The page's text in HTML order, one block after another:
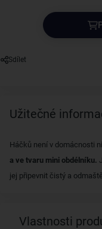
Sdílet
Užitečné
Háčků není v domácnosti
a ve tvaru mini obdélníku.
jej připevnit čistý a
Vlastnosti